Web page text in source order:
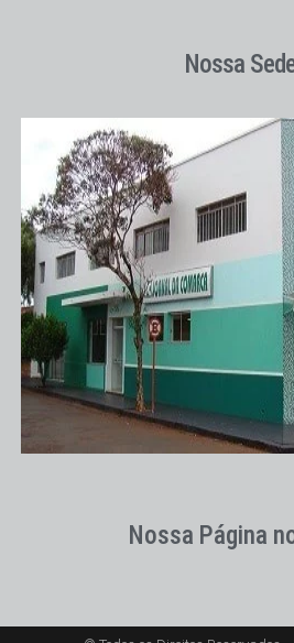
Nossa
Nossa Página